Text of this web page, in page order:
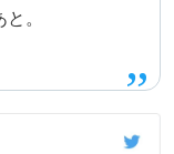
。